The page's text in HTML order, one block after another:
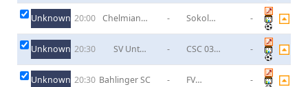
Unknown 20:00 Chelmianka
-
Sokol
-
Unknown 20:30
SV Unter-
-
CSC 03
-
Unknown 20:30 Bahlinger SC -
FV
-